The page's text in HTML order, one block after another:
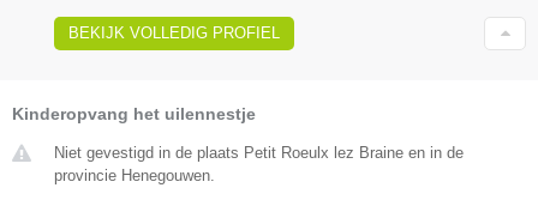
BEKIJK VOLLEDIG PROFIEL
Kinderopvang het uilennestje
Niet gevestigd in de plaats Petit Roeulx lez Braine en in de
provincie Henegouwen.